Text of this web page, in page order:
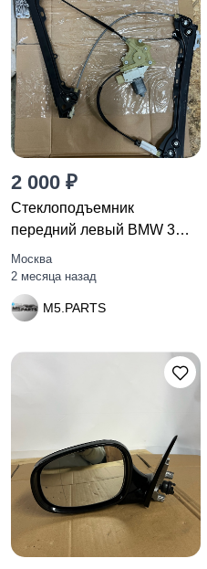
2 000 ₽
Стеклоподъемник
передний левый BMW 3
E92/E93 рест.
Москва
2 месяца назад
M5.PARTS